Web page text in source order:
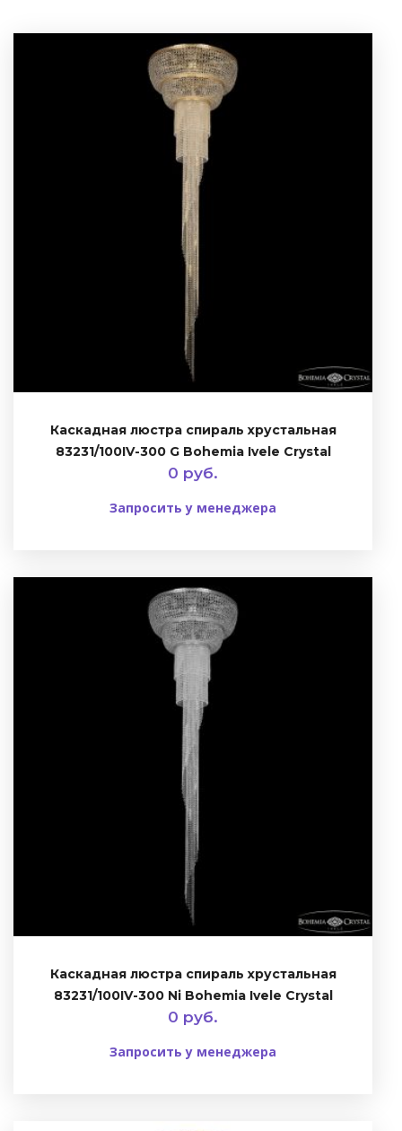
Каскадная люстра спираль хрустальная
83231/100IV-300 G Bohemia Ivele Crystal
0 руб.
Запросить у менеджера
Каскадная люстра спираль хрустальная
83231/100IV-300 Ni Bohemia Ivele Crystal
0 руб.
Запросить у менеджера